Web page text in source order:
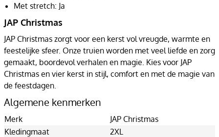
Met stretch: Ja
JAP Christmas
JAP Christmas zorgt voor een kerst vol vreugde, warmte en
feestelijke sfeer. Onze truien worden met veel liefde en zorg
gemaakt, boordevol verhalen en magie. Kies voor JAP
Christmas en vier kerst in stijl, comfort en met de magie van
de feestdagen.
Algemene kenmerken
Merk
JAP Christmas
Kledingmaat
2XL